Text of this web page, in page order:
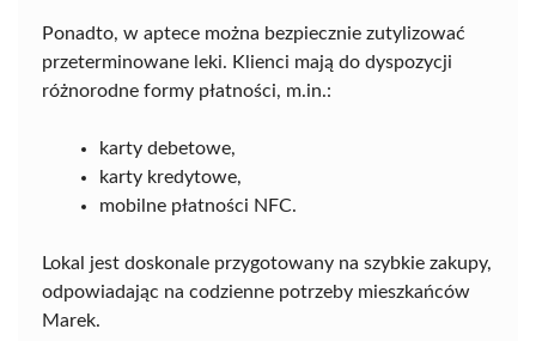
Ponadto, w aptece można bezpiecznie zutylizować
przeterminowane leki. Klienci mają do dyspozycji
różnorodne formy płatności, m.in.:
karty debetowe,
karty kredytowe,
mobilne płatności NFC.
Lokal jest doskonale przygotowany na szybkie zakupy,
odpowiadając na codzienne potrzeby mieszkańców
Marek.